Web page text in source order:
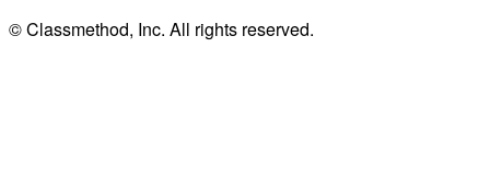
© Classmethod, Inc. All rights reserved.